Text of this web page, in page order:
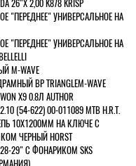
26"Х 2,00 K878 KRISP
"ПЕРЕДНЕЕ" УНИВЕРСАЛЬНОЕ НА
"ПЕРЕДНЕЕ" УНИВЕРСАЛЬНОЕ НА
M-WAVE
BP TRIANGLEM-WAVE
X9 0.8Л AUTHOR
(54-622) 00-011089 MTB H.R.T.
10Х1200ММ НА КЛЮЧЕ С
ЧЕРНЫЙ HORST
29" С ФОНАРИКОМ SKS